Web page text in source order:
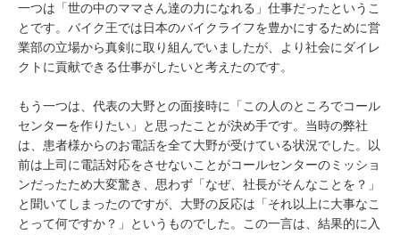
一つは「世の中のママさん達の力になれる」仕事だったというこ
とです。バイク王では日本のバイクライフを豊かにするために営
業部の立場から真剣に取り組んでいましたが、より社会にダイレ
クトに貢献できる仕事がしたいと考えたのです。
もう一つは、代表の大野との面接時に「この人のところでコール
センターを作りたい」と思ったことが決め手です。当時の弊社
は、患者様からのお電話を全て大野が受けている状況でした。以
前は上司に電話対応をさせないことがコールセンターのミッショ
ンだったため大変驚き、思わず「なぜ、社長がそんなことを？」
と聞いてしまったのですが、大野の反応は「それ以上に大事なこ
とって何ですか？」というものでした。この一言は、結果的に入